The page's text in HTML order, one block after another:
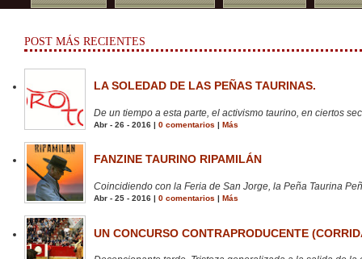
POST MÁS RECIENTES
LA SOLEDAD DE LAS PEÑAS TAURINAS.
De un tiempo a esta parte, el activismo taurino, en ciertos
Abr - 26 - 2016 | 0 comentarios | Más
FANZINE TAURINO RIPAMILÁN
Coincidiendo con la Feria de San Jorge, la Peña Taurina
Abr - 25 - 2016 | 0 comentarios | Más
UN CONCURSO CONTRAPRODUCENTE